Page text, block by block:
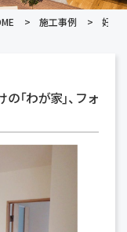
施工事例 好き
「わが家」、フォ